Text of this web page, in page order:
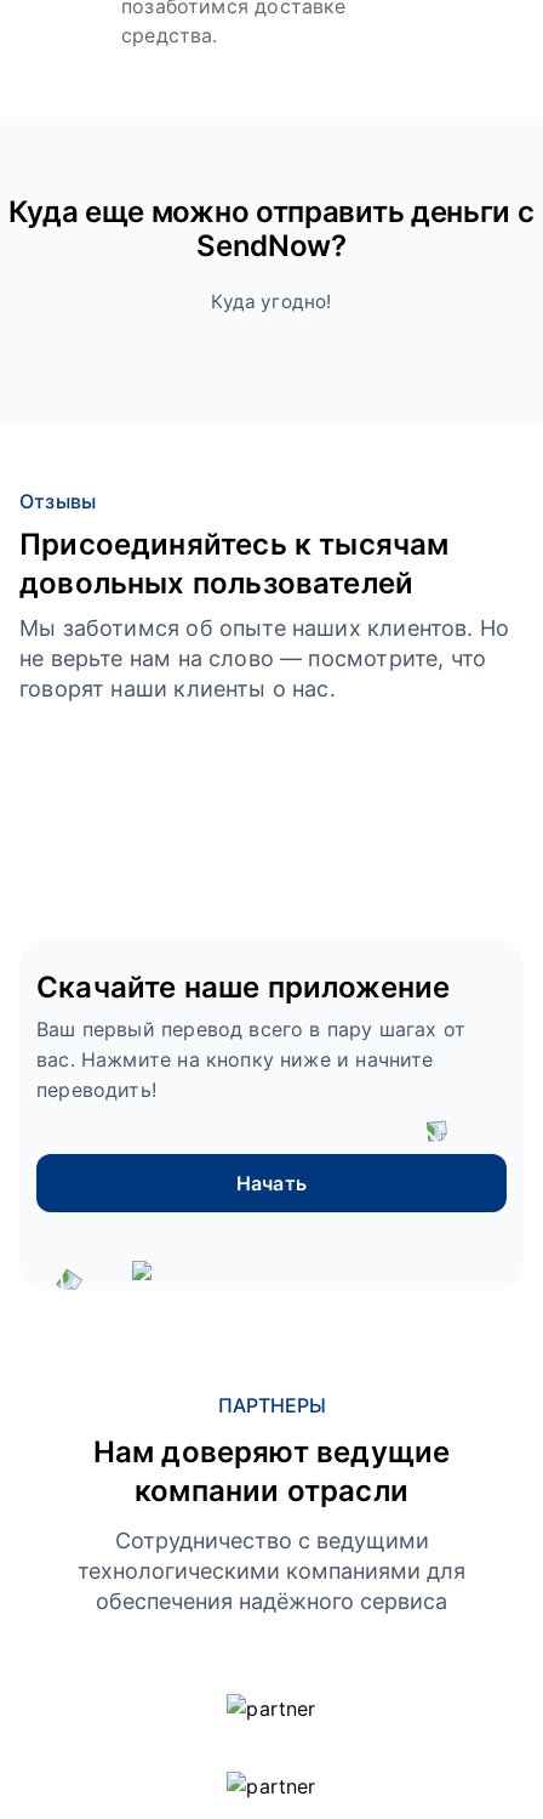
позаботимся доставке
средства.
Куда ещe можно отправить деньги с
SendNow?
Куда угодно!
Отзывы
Присоединяйтесь к тысячам
довольных пользователей
Мы заботимся об опыте наших клиентов. Но
не верьте нам на слово — посмотрите, что
говорят наши клиенты о нас.
Скачайте наше приложение
Ваш первый перевод всего в пару шагах от
вас. Нажмите на кнопку ниже и начните
переводить!
Начать
ПАРТНЕРЫ
Нам доверяют ведущие
компании отрасли
Сотрудничество с ведущими
технологическими компаниями для
обеспечения надёжного сервиса